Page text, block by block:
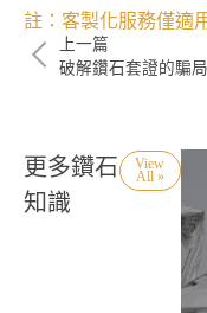
註：客製化服務僅適
上一篇
破解鑽石套證的騙局
更多鑽石
知識
View
All »